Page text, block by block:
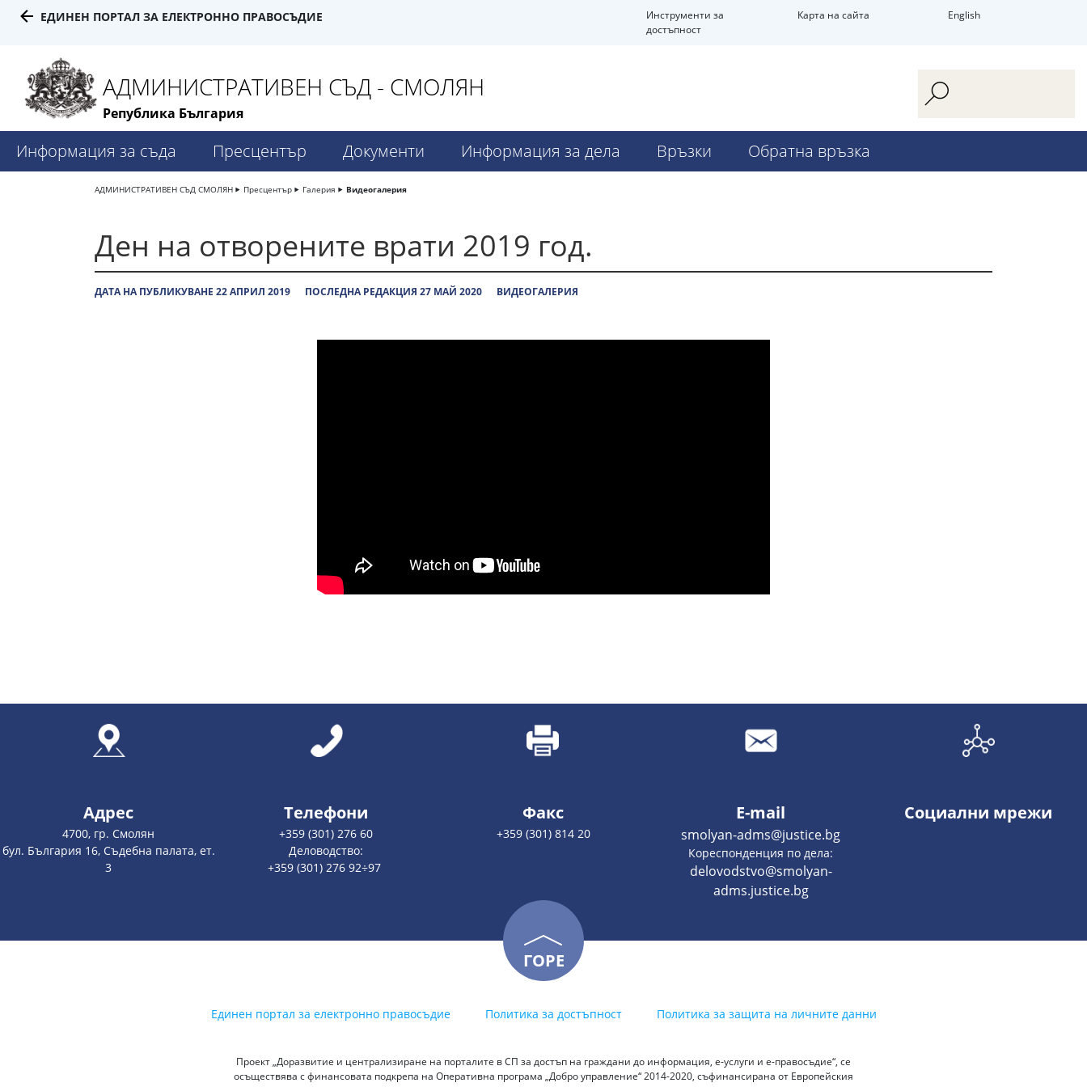
ЕДИНЕН ПОРТАЛ ЗА ЕЛЕКТРОННО ПРАВОСЪДИЕ
Инструменти за
достъпност
Карта на сайта English
АДМИНИСТРАТИВЕН СЪД - СМОЛЯН
Република България
Информация за съда Пресцентър Документи Информация за дела Връзки Обратна връзка
АДМИНИСТРАТИВЕН СЪД СМОЛЯН Пресцентър Галерия Видеогалерия
Ден на отворените врати 2019 год.
ДАТА НА ПУБЛИКУВАНЕ 22 АПРИЛ 2019 ПОСЛЕДНА РЕДАКЦИЯ 27 МАЙ 2020 ВИДЕОГАЛЕРИЯ
Адрес
4700, гр. Смолян
бул. България 16, Съдебна палата, ет.
3
Телефони
+359 (301) 276 60
Деловодство:
+359 (301) 276 92÷97
Факс
+359 (301) 814 20
E-mail
smolyan-adms@justice.bg
Кореспонденция по дела:
delovodstvo@smolyan-
adms.justice.bg
Социални мрежи
ГОРЕ
Единен портал за електронно правосъдие Политика за достъпност Политика за защита на личните данни
Проект „Доразвитие и централизиране на порталите в СП за достъп на граждани до информация, е-услуги и е-правосъдие“, се
осъществява с финансовата подкрепа на Оперативна програма „Добро управление“ 2014-2020, съфинансирана от Европейския